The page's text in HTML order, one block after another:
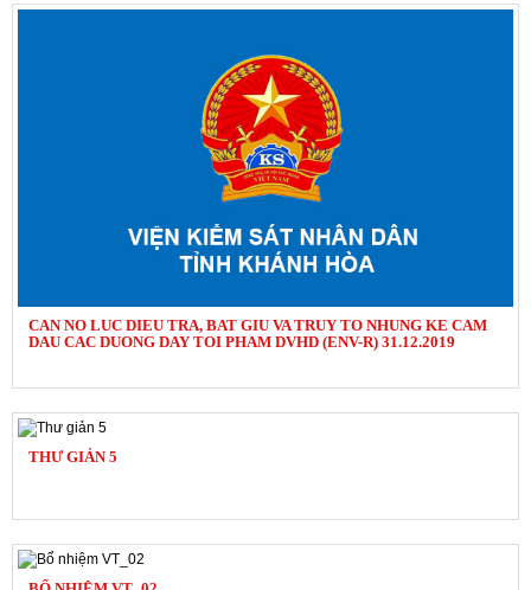
CAN NO LUC DIEU TRA, BAT GIU VA TRUY TO NHUNG KE CAM
DAU CAC DUONG DAY TOI PHAM DVHD (ENV-R) 31.12.2019
THƯ GIẢN 5